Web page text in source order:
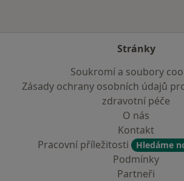
Stránky
Soukromí a soubory
Zásady ochrany osobních údajů
zdravotní péče
O nás
Kontakt
Pracovní příležitosti
Hledáme
Podmínky
Partneři